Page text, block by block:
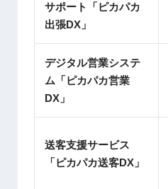
サポート「ピカパカ
出張DX」
デジタル営業システ
ム「ピカパカ営業
DX」
送客支援サービス
「ピカパカ送客DX」